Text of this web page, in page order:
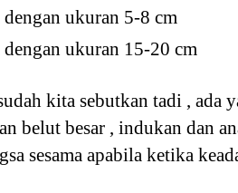
ukuran 5-8 cm
ukuran 15-20 cm
kita sebutkan tadi , ada
belut besar , indukan dan
sesama apabila ketika